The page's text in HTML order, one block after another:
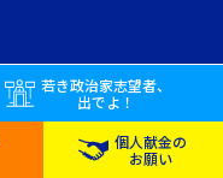
若き政治家志望者、
出でよ！
個人献金の
お願い